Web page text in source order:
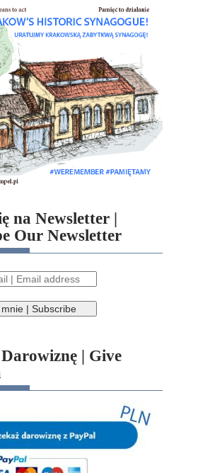
na Newsletter |
Our Newsletter
| Give